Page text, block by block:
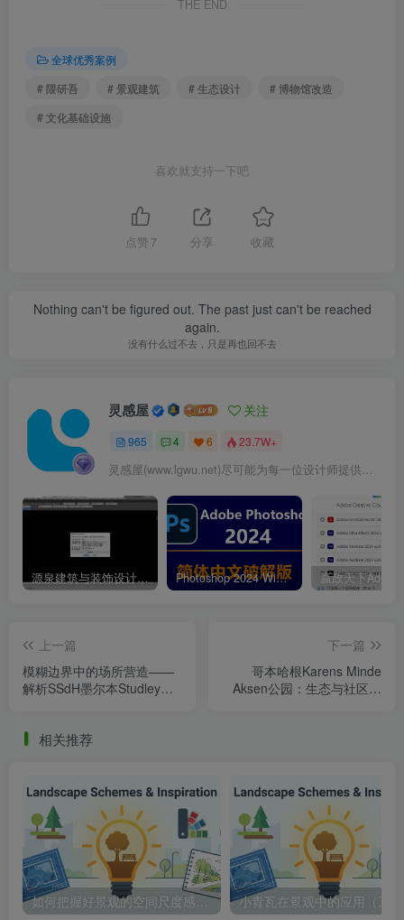
理解——Brandywine山谷是具有深层生态意义的
Operations）
行业启示
式：1）历史工业建筑（Mill）通过防洪技术改造获得当代适
力；3）景观作为媒介串联起艺术生产、展示与生态保护的完
雨水花园+本土植物群落
的配置方式，为类似
THE END
全球优秀案例
# 隈研吾
# 景观建筑 # 生态设计
# 博物馆改造
# 文化基础设施
喜欢就支持一下吧
点赞 7 分享 收藏
Nothing can't be figured out. The past just can't be reached
again.
没有什么过不去，只是再也回不去
灵感屋 关注
965 4 6 23.7W+
源泉建筑与装饰设计CAD插件工具箱（YQArch 6.7.4） Photoshop 2024 Win|Mac 简体中文破解版安装包下载及安装教程
上一篇
模糊边界中的场所营造——
解析SSdH墨尔本Studley展
下一篇
哥本哈根Karens Minde
Aksen公园：生态与社区的
相关推荐
如何把握好景观的空间尺度感常用景观尺寸距离